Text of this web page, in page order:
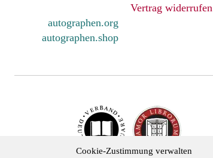
Cookie-Zustimmung verwalten
autographen.org
autographen.shop
Vertrag widerrufen